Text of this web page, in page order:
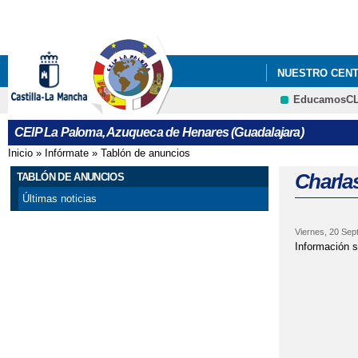
NUESTRO
CEIP La Paloma, Azuqueca de Henares (Guadalajara)
Se encuentra usted aquí
Inicio » Infórmate » Tablón de anuncios
TABLÓN DE ANUNCIOS
Últimas noticias
Viernes, 20
Información